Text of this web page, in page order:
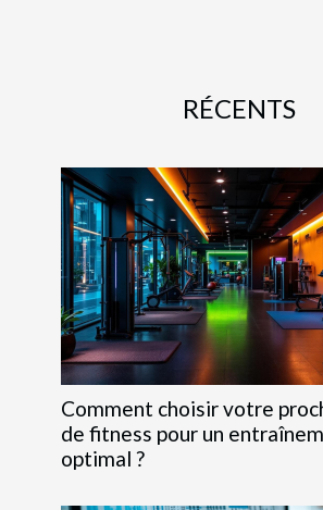
RÉCENTS
Comment choisir votre
de fitness pour un
optimal ?